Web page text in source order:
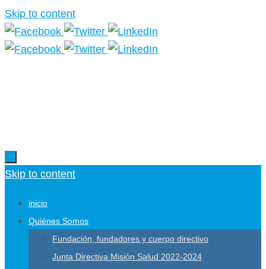
Skip to content
Skip to content
inicio
Quiénes Somos
Fundación, fundadores y cuerpo directivo
Junta Directiva Misión Salud 2022-2024
Más información.